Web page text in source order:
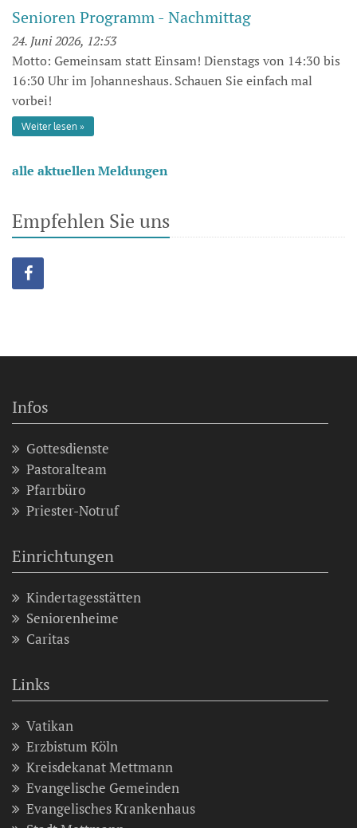
Senioren Programm - Nachmittag
24. Juni 2026, 12:53
Motto: Gemeinsam statt Einsam! Dienstags von 14:30 bis
16:30 Uhr im Johanneshaus. Schauen Sie einfach mal
vorbei!
Weiter lesen
alle aktuellen Meldungen
Empfehlen Sie uns
Infos
Gottesdienste
Pastoralteam
Pfarrbüro
Priester-Notruf
Einrichtungen
Kindertagesstätten
Seniorenheime
Caritas
Links
Vatikan
Erzbistum Köln
Kreisdekanat Mettmann
Evangelische Gemeinden
Evangelisches Krankenhaus